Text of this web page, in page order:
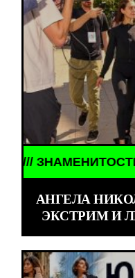
///
АНГЕЛА
ЭКСТРИМ И